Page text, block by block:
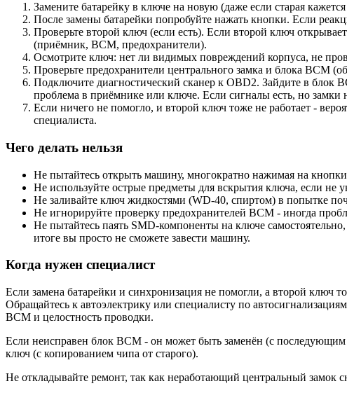
Замените батарейку в ключе на новую (даже если старая
После замены батарейки попробуйте нажать кнопки. Если
Проверьте второй ключ (если есть). Если второй ключ
(приёмник, BCM, предохранители).
Осмотрите ключ: нет ли видимых повреждений корпуса, не
Проверьте предохранители центрального замка и блока BCM
Подключите диагностический сканер к OBD2. Зайдите в блок
проблема в приёмнике или ключе. Если сигналы есть, но
Если ничего не помогло, и второй ключ тоже не работает -
специалиста.
Чего делать нельзя
Не пытайтесь открыть машину, многократно нажимая на
Не используйте острые предметы для вскрытия ключа, если не
Не заливайте ключ жидкостями (WD-40, спиртом) в попытке
Не игнорируйте проверку предохранителей BCM - иногда
Не пытайтесь паять SMD-компоненты на ключе
итоге вы просто не сможете завести машину.
Когда нужен специалист
Если замена батарейки и синхронизация не помогли, а второй ключ
Обращайтесь к автоэлектрику или специалисту по
BCM и целостность проводки.
Если неисправен блок BCM - он может быть заменён (с
ключ (с копированием чипа от старого).
Не откладывайте ремонт, так как неработающий центральный замок